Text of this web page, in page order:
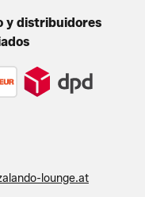
y distribuidores
lounge.at